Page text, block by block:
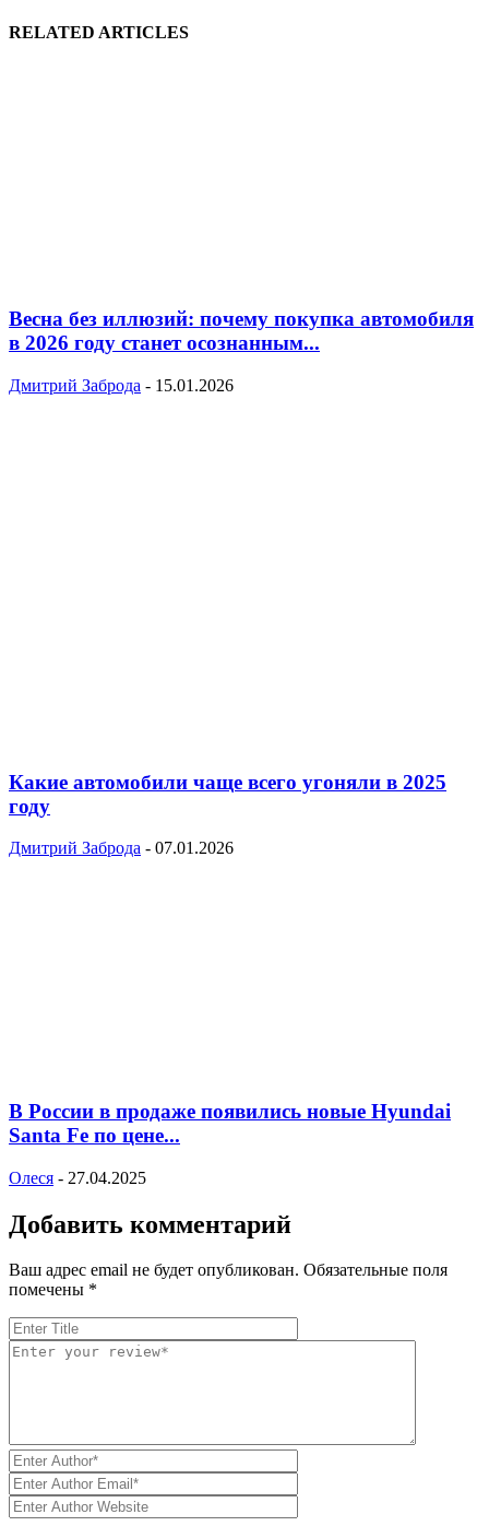
RELATED ARTICLES
Весна без иллюзий: почему покупка автомобиля
в 2026 году станет осознанным...
Дмитрий Заброда - 15.01.2026
Какие автомобили чаще всего угоняли в 2025
году
Дмитрий Заброда - 07.01.2026
В России в продаже появились новые Hyundai
Santa Fe по цене...
Олеся - 27.04.2025
Добавить комментарий
Ваш адрес email не будет опубликован. Обязательные поля
помечены *